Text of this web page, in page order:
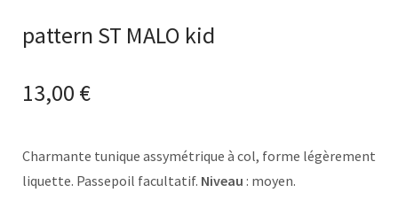
pattern ST MALO kid
13,00 €
Charmante tunique assymétrique à col, forme légèrement
liquette. Passepoil facultatif. Niveau : moyen.